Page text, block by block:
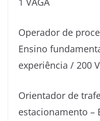
Operador de
Ensino
experiência / 200
Orientador de
estacionamento –